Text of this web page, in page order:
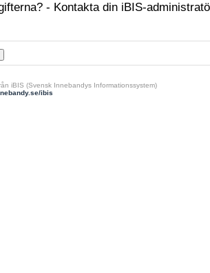
- Kontakta din iBIS-
iBIS (Svensk Innebandys Informationssystem)
ibis